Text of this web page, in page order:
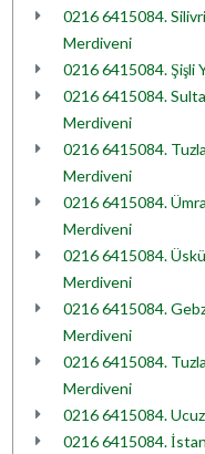
0216 6415084. Silivri
Merdiveni
0216 6415084. Şişli
0216 6415084.
Merdiveni
0216 6415084.
Merdiveni
0216 6415084.
Merdiveni
0216 6415084.
Merdiveni
0216 6415084.
Merdiveni
0216 6415084.
Merdiveni
0216 6415084.
0216 6415084.